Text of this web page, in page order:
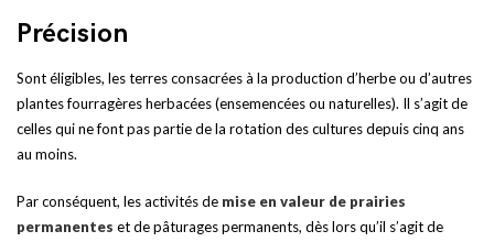
Précision
Sont éligibles, les terres consacrées à la production d’herbe ou d’autres
plantes fourragères herbacées (ensemencées ou naturelles). Il s’agit de
celles qui ne font pas partie de la rotation des cultures depuis cinq ans
au moins.
Par conséquent, les activités de mise en valeur de prairies
permanentes et de pâturages permanents, dès lors qu’il s’agit de